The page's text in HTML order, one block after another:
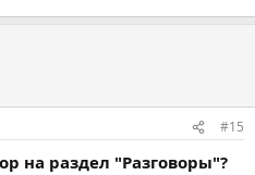
#15
на раздел "Разговоры"?